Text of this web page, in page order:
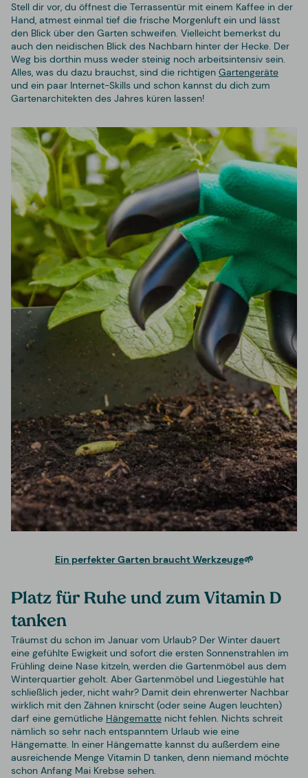
Stell dir vor, du öffnest die Terrassentür mit einem Kaffee in der
Hand, atmest einmal tief die frische Morgenluft ein und lässt
den Blick über den Garten schweifen. Vielleicht bemerkst du
auch den neidischen Blick des Nachbarn hinter der Hecke. Der
Weg bis dorthin muss weder steinig noch arbeitsintensiv sein.
Alles, was du dazu brauchst, sind die richtigen Gartengeräte
und ein paar Internet-Skills und schon kannst du dich zum
Gartenarchitekten des Jahres küren lassen!
Ein perfekter Garten braucht Werkzeuge🌱
Platz für Ruhe und zum Vitamin D
tanken
Träumst du schon im Januar vom Urlaub? Der Winter dauert
eine gefühlte Ewigkeit und sofort die ersten Sonnenstrahlen im
Frühling deine Nase kitzeln, werden die Gartenmöbel aus dem
Winterquartier geholt. Aber Gartenmöbel und Liegestühle hat
schließlich jeder, nicht wahr? Damit dein ehrenwerter Nachbar
wirklich mit den Zähnen knirscht (oder seine Augen leuchten)
darf eine gemütliche Hängematte nicht fehlen. Nichts schreit
nämlich so sehr nach entspanntem Urlaub wie eine
Hängematte. In einer Hängematte kannst du außerdem eine
ausreichende Menge Vitamin D tanken, denn niemand möchte
schon Anfang Mai Krebse sehen.